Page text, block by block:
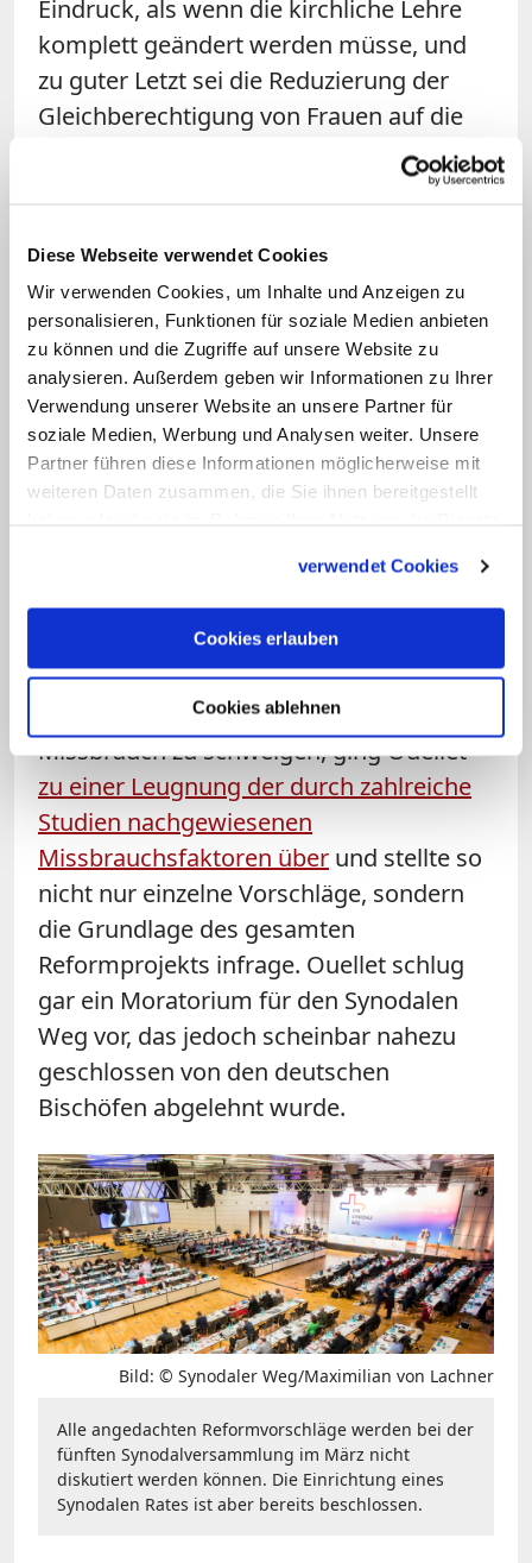
Diese Webseite verwendet Cookies
Wir verwenden Cookies, um Inhalte und Anzeigen zu
personalisieren, Funktionen für soziale Medien anbieten
zu können und die Zugriffe auf unsere Website zu
analysieren. Außerdem geben wir Informationen zu Ihrer
Verwendung unserer Website an unsere Partner für
soziale Medien, Werbung und Analysen weiter. Unsere
Partner führen diese Informationen möglicherweise mit
weiteren Daten zusammen, die Sie ihnen bereitgestellt
verwendet Cookies
Cookies erlauben
Cookies ablehnen
Eindruck, als wenn die kirchliche Lehre
komplett geändert werden müsse, und
zu guter Letzt sei die Reduzierung der
Gleichberechtigung von Frauen auf die
kritisierte noch deutlicher, dass die Ideen
des Synodalen Weges viele Elemente
enthielten, deren Menschenbild und
Kirchenverständnis "ernsthafte
Schwierigkeiten aufwerfen". Kritiker
sprächen deswegen bereits von einem
"latenten Schisma", das die Synodaltexte
festzuschreiben drohten. Anscheinend
'Veränderung der Kirche'". Die
Reformideen des Synodalen Wegs
würden "die sogenannten 'systemischen
Ursachen des Missbrauchs nicht lösen".
Statt wie der Papst in seinem Brief vom
Missbrauch zu schweigen, ging Ouellet
zu einer Leugnung der durch zahlreiche
Studien nachgewiesenen
Missbrauchsfaktoren über und stellte so
nicht nur einzelne Vorschläge, sondern
die Grundlage des gesamten
Reformprojekts infrage. Ouellet schlug
gar ein Moratorium für den Synodalen
Weg vor, das jedoch scheinbar nahezu
geschlossen von den deutschen
Bischöfen abgelehnt wurde.
Bild: © Synodaler Weg/Maximilian von Lachner
Alle angedachten Reformvorschläge werden bei der
fünften Synodalversammlung im März nicht
diskutiert werden können. Die Einrichtung eines
Synodalen Rates ist aber bereits beschlossen.